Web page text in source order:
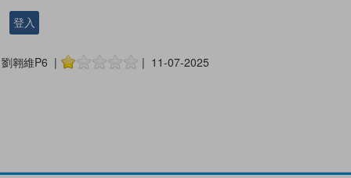
登入
劉翱維P6 | | 11-07-2025